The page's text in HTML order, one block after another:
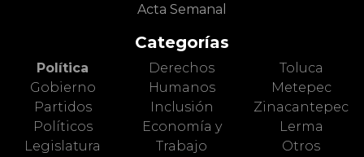
Acta Semanal
Categorías
Política
Gobierno
Partidos
Políticos
Legislatura
Derechos
Humanos
Inclusión
Economía y
Trabajo
Toluca
Metepec
Zinacantepec
Lerma
Otros